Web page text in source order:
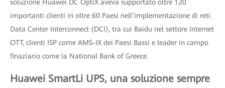
soluzione Huawei DC OptiX aveva supportato oltre 120
importanti clienti in oltre 60 Paesi nell’implementazione di reti
Data Center Interconnect (DCI), tra cui Baidu nel settore Internet
OTT, clienti ISP come AMS-IX dei Paesi Bassi e leader in campo
finaziario come la National Bank of Greece.
Huawei SmartLi UPS, una soluzione sempre